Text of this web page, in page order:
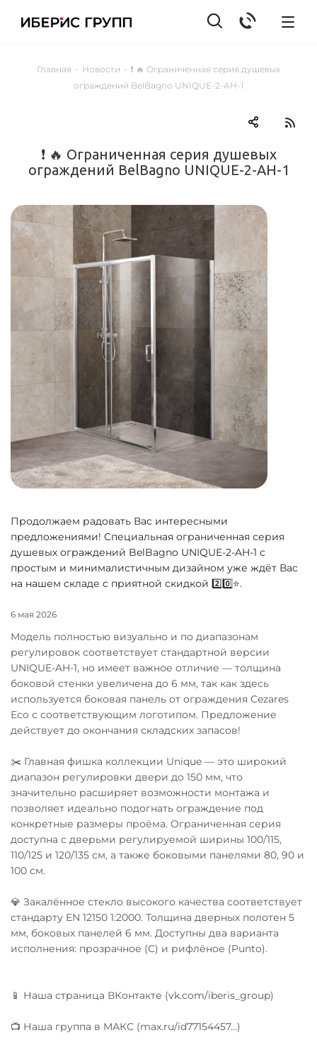
Главная - Новости - ❗ 🔥 Ограниченная серия душевых
ограждений BelBagno UNIQUE-2-AH-1
❗ 🔥 Ограниченная серия душевых
ограждений BelBagno UNIQUE-2-AH-1
Продолжаем радовать Вас интересными
предложениями! Специальная ограниченная серия
душевых ограждений BelBagno UNIQUE-2-AH-1 с
простым и минималистичным дизайном уже ждёт Вас
на нашем складе с приятной скидкой 2️⃣0️⃣⭐.
6 мая 2026
Модель полностью визуально и по диапазонам
регулировок соответствует стандартной версии
UNIQUE-AH-1, но имеет важное отличие — толщина
боковой стенки увеличена до 6 мм, так как здесь
используется боковая панель от ограждения Cezares
Eco с соответствующим логотипом. Предложение
действует до окончания складских запасов!
✂️ Главная фишка коллекции Unique — это широкий
диапазон регулировки двери до 150 мм, что
значительно расширяет возможности монтажа и
позволяет идеально подогнать ограждение под
конкретные размеры проёма. Ограниченная серия
доступна с дверьми регулируемой ширины 100/115,
110/125 и 120/135 см, а также боковыми панелями 80, 90 и
100 см.
💎 Закалённое стекло высокого качества соответствует
стандарту EN 12150 1:2000. Толщина дверных полотен 5
мм, боковых панелей 6 мм. Доступны два варианта
исполнения: прозрачное (С) и рифлёное (Punto).
📱 Наша страница ВКонтакте (vk.com/iberis_group)
📺 Наша группа в МАКС (max.ru/id77154457...)